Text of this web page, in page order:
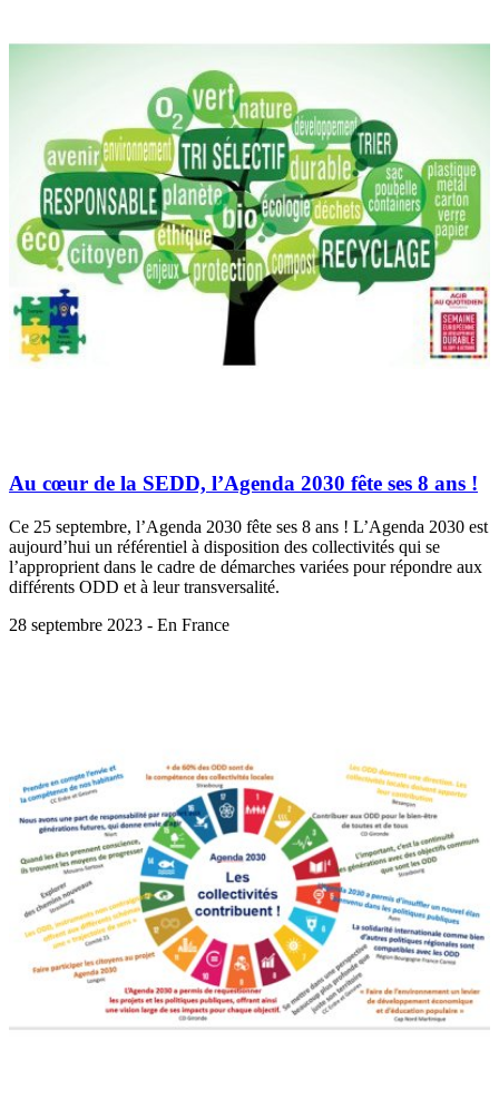
Au cœur de la SEDD, l’Agenda 2030 fête ses 8 ans !
Ce 25 septembre, l’Agenda 2030 fête ses 8 ans ! L’Agenda 2030 est
aujourd’hui un référentiel à disposition des collectivités qui se
l’approprient dans le cadre de démarches variées pour répondre aux
différents ODD et à leur transversalité.
28 septembre 2023 - En France